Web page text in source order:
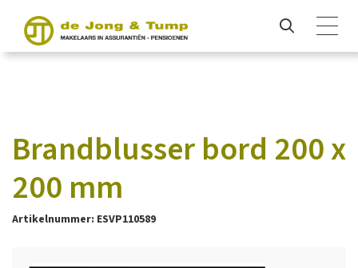
Brandblusser bord 200 x
200 mm
Artikelnummer: ESVP110589